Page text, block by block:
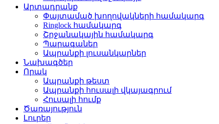
Արտադրանք
Փայտամած խողովակների համակարգ
Ringlock համակարգ
Շրջանակային համակարգ
Պարագաներ
Ապրանքի լուսանկարներ
Նախագծեր
Որակ
Ապրանքի թեստ
Ապրանքի հուսալի վկայագրում
Հուսալի հումք
Ծառայություն
Լուրեր